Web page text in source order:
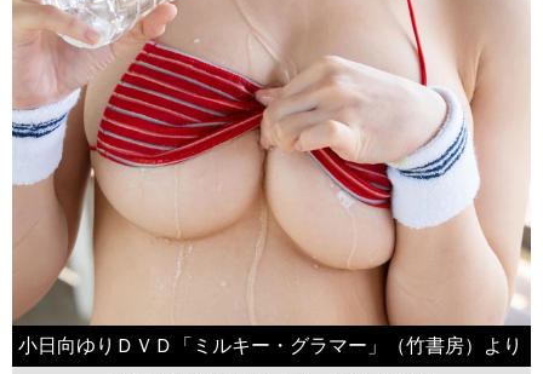
小日向ゆりＤＶＤ「ミルキー・グラマー」（竹書房）より